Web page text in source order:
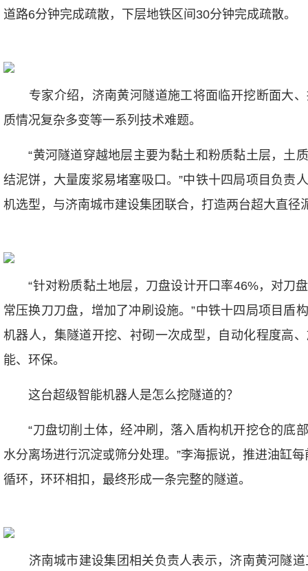
道路6分钟完成疏散，下层地铁区间30分钟完成疏散。
专家介绍，济南黄河隧道施工将面临开挖断面大、
质情况复杂多变等一系列技术难题。
“黄河隧道穿越地层主要为黏土和粉质黏土层，土
结泥饼，大量废浆易堵塞吸口。”中铁十四局项目负责
机选型，与济南城市建设集团联合，打造两台超大直径
“针对粉质黏土地层，刀盘设计开口率46%，对刀
常压换刀刀盘，增加了冲刷设施。”中铁十四局项目盾
机器人，集隧道开挖、衬砌一次成型，自动化程度高
能、环保。
这台超级智能机器人是怎么挖隧道的？
“刀盘切削土体，经冲刷，落入盾构机开挖仓的底
水分离场进行沉淀或筛分处理。”李海振说，推进油缸
循环，环环相扣，最终形成一条完整的隧道。
济南城市建设集团相关负责人表示，济南黄河隧道